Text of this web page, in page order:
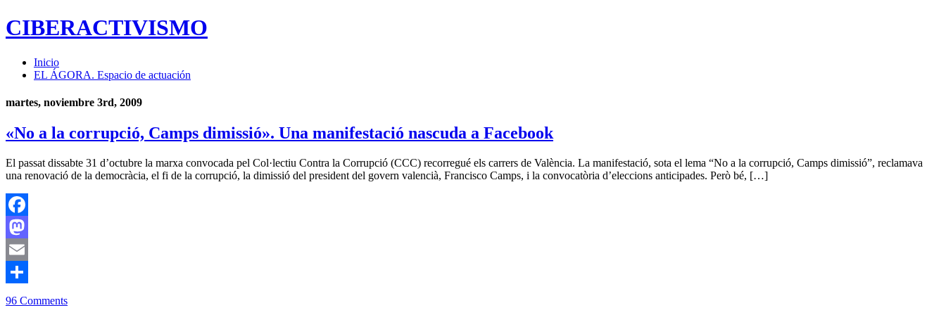
CIBERACTIVISMO
Inicio
EL ÁGORA. Espacio de actuación
martes, noviembre 3rd, 2009
«No a la corrupció, Camps dimissió». Una manifestació nascuda a Facebook
El passat dissabte 31 d’octubre la marxa convocada pel Col·lectiu Contra la Corrupció (CCC) recorregué els carrers de València. La manifestació, sota el lema “No a la corrupció, Camps dimissió”, reclamava
una renovació de la democràcia, el fi de la corrupció, la dimissió del president del govern valencià, Francisco Camps, i la convocatòria d’eleccions anticipades. Però bé, […]
Facebook
Mastodon
Email
Compartir
96 Comments